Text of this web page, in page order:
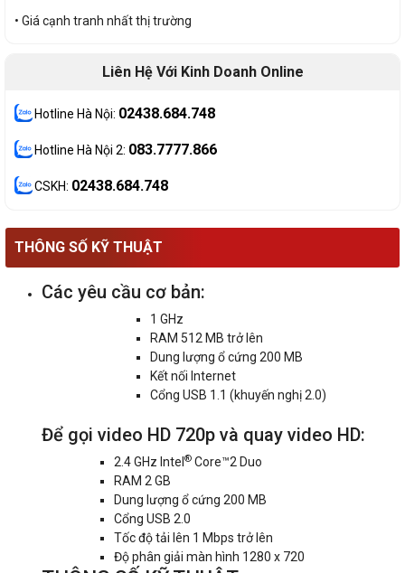
• Giá cạnh tranh nhất thị trường
Liên Hệ Với Kinh Doanh Online
Hotline Hà Nội: 02438.684.748
Hotline Hà Nội 2: 083.7777.866
CSKH: 02438.684.748
THÔNG SỐ KỸ THUẬT
Các yêu cầu cơ bản:
1 GHz
RAM 512 MB trở lên
Dung lượng ổ cứng 200 MB
Kết nối Internet
Cổng USB 1.1 (khuyến nghị 2.0)
Để gọi video HD 720p và quay video HD:
2.4 GHz Intel ® Core™2 Duo
RAM 2 GB
Dung lượng ổ cứng 200 MB
Cổng USB 2.0
Tốc độ tải lên 1 Mbps trở lên
Độ phân giải màn hình 1280 x 720